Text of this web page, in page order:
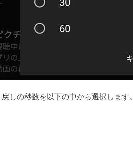
しの秒数を以下の中から選択します。